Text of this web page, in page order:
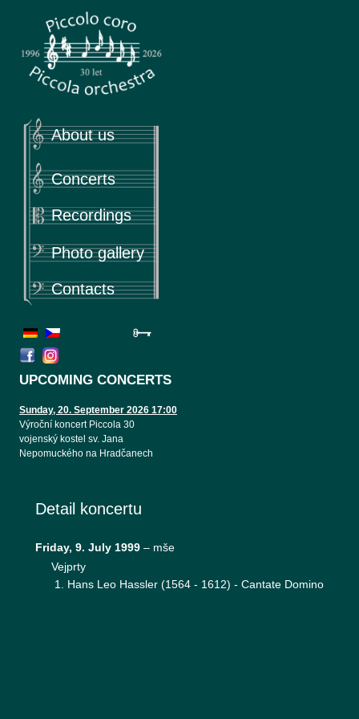
Piccola
Piccolo coro & Piccola orchestra
About us
Concerts
Recordings
Photo gallery
Contacts
UPCOMING CONCERTS
Sunday, 20. September 2026 17:00
Výroční koncert Piccola 30
vojenský kostel sv. Jana
Nepomuckého na Hradčanech
Detail koncertu
Friday, 9. July 1999 – mše
Vejprty
Hans Leo Hassler (1564 - 1612) - Cantate Domino